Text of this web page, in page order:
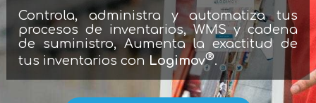
Controla, administra y automatiza tus
procesos de inventarios, WMS y cadena
de suministro, Aumenta la exactitud de
tus inventarios con Logimov®.